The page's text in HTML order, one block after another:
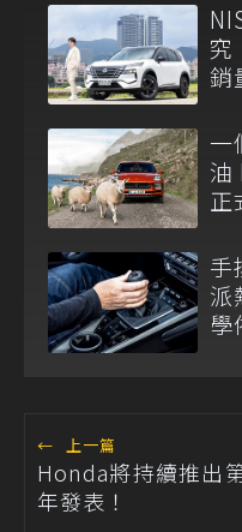
究
銷
一
油
正
手
派
學
← 上一篇
Honda將持續推出
年發表！